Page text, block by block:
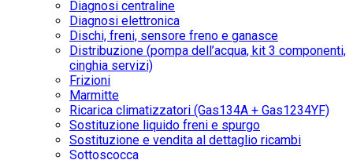
Diagnosi centraline
Diagnosi elettronica
Dischi, freni, sensore freno e ganasce
Distribuzione (pompa dell’acqua, kit 3 componenti,
cinghia servizi)
Frizioni
Marmitte
Ricarica climatizzatori (Gas134A + Gas1234YF)
Sostituzione liquido freni e spurgo
Sostituzione e vendita al dettaglio ricambi
Sottoscocca